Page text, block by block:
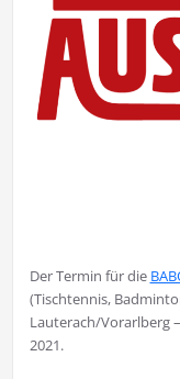
Der Termin für die
(Tischtennis,
Lauterach/Vorarlberg
2021.